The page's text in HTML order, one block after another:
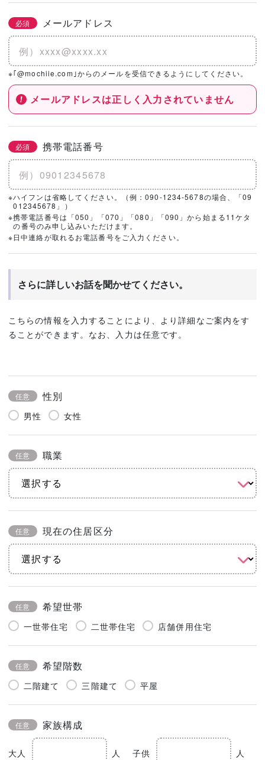
必須 メールアドレス
※｢@mochiie.com｣からのメールを受信できるようにしてください。
メールアドレスは正しく入力されていません
必須 携帯電話番号
※ハイフンは省略してください。（例：090-1234-5678の場合、「09
012345678」）
※携帯電話番号は「050」「070」「080」「090」から始まる11ケタ
の番号のみ申し込みいただけます。
※日中連絡が取れるお電話番号をご入力ください。
さらに詳しいお話を聞かせてください。
こちらの情報を入力することにより、より詳細なご案内をす
ることができます。なお、入力は任意です。
任意 性別
男性 女性
任意 職業
任意 現在の住居区分
任意 希望世帯
一世帯住宅 二世帯住宅 店舗併用住宅
任意 希望階数
二階建て 三階建て 平屋
任意 家族構成
大人 人 子供 人